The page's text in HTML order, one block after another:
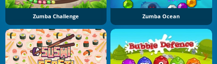
Zumba Challenge Zumba Ocean